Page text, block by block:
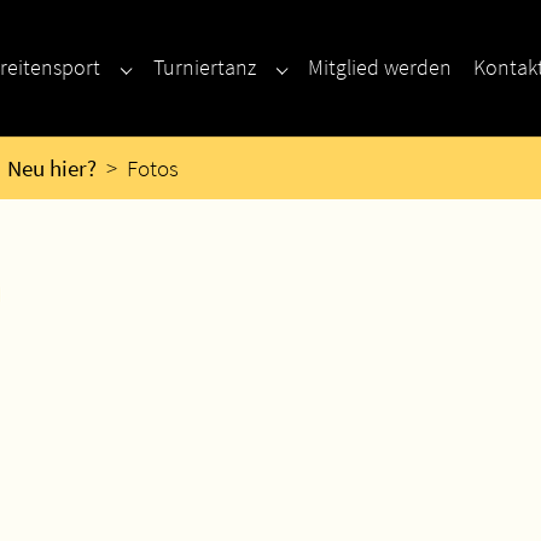
for "Neu hier?"Submenu for "Breitensport"
Turniertanz Submenu for "Turniertanz"
Mitglied werden
Neu hier? Fotos